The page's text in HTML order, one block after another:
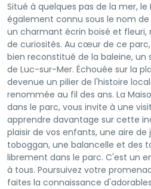
Situé à quelques pas de la mer, le
également connu sous le nom de
un charmant écrin boisé et fleuri,
de curiosités. Au cœur de ce
bien reconstitué de la baleine,
de Luc-sur-Mer. Échouée sur la
devenue un pilier de l'histoire
renommée au fil des ans. La
dans le parc, vous invite à une
apprendre davantage sur cette
plaisir de vos enfants, une aire
toboggan, une balancelle et des
librement dans le parc. C'est un
à tous. Poursuivez votre
faites la connaissance